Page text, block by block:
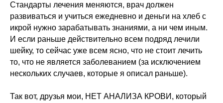
Стандарты лечения меняются, врач должен
развиваться и учиться ежедневно и деньги на хлеб с
икрой нужно зарабатывать знаниями, а ни чем иным.
И если раньше действительно всем подряд лечили
шейку, то сейчас уже всем ясно, что не стоит лечить
то, что не является заболеванием (за исключением
нескольких случаев, которые я описал раньше).
Так вот, друзья мои, НЕТ АНАЛИЗА КРОВИ, который